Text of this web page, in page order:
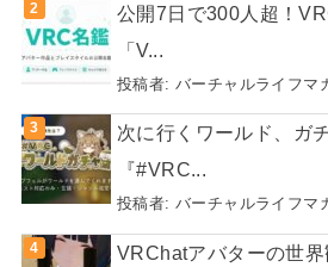
公開7日で300人超！
「V...
投稿者: バーチャルライフマ
次に行くワールド、ガ
『#VRC...
投稿者: バーチャルライフマ
VRChatアバターの世界